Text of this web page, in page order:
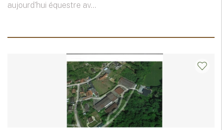
aujourd'hui équestre av...